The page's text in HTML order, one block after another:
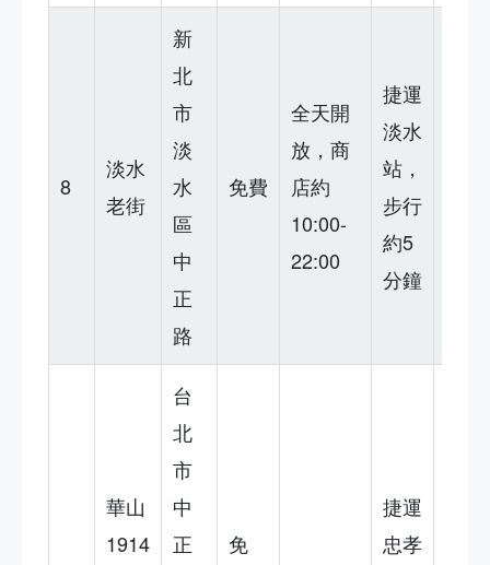
8
淡水
老街
新
北
市
淡
水
區
中
正
路
免費
全天開
放，商
店約
10:00-
22:00
捷運
淡水
站，
步行
約5
分鐘
華山
1914
台
北
市
中
正
免
捷運
忠孝